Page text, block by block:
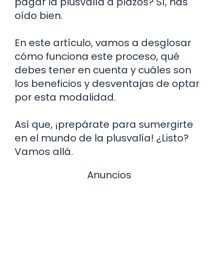
oído bien.
En este artículo, vamos a desglosar
cómo funciona este proceso, qué
debes tener en cuenta y cuáles son
los beneficios y desventajas de optar
por esta modalidad.
Así que, ¡prepárate para sumergirte
en el mundo de la plusvalía! ¿Listo?
Vamos allá.
Anuncios